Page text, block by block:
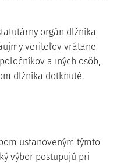
orgán dlžníka
veriteľov vrátane
a iných osôb,
dlžníka dotknuté.
ustanoveným týmto
výbor postupujú pri